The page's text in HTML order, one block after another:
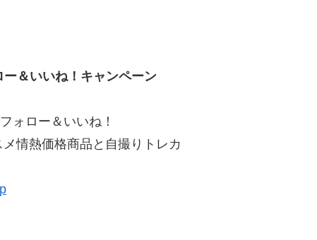
＆いいね！キャンペーン
ォロー＆いいね！
情熱価格商品と自撮りトレカ